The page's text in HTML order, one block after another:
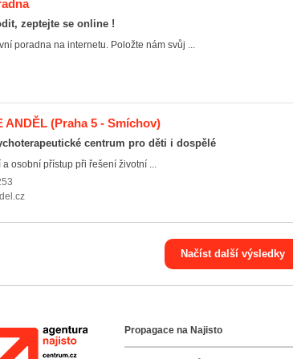
zeptejte se online !
poradna na internetu. Položte nám svůj ...
ANDĚL (Praha 5 - Smíchov)
centrum pro děti i dospělé
osobní přístup při řešení životní ...
Načíst další výsledky
Agentura NajistoPropagace na Najisto